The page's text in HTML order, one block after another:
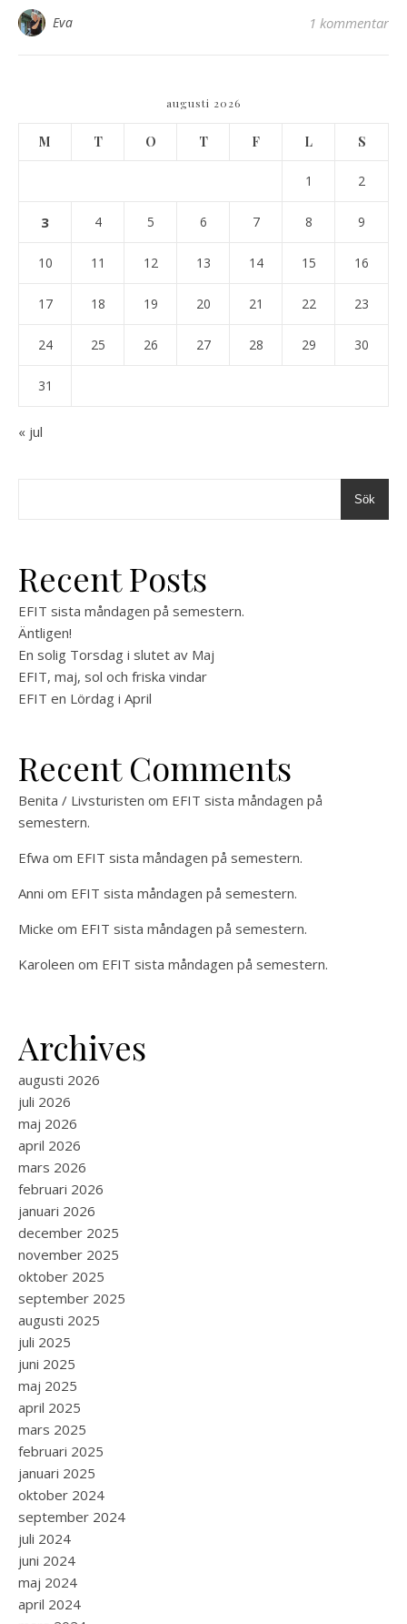
Eva 1 kommentar
augusti 2026
M T O T F L S
1 2
3 4 5 6 7 8 9
10 11 12 13 14 15 16
17 18 19 20 21 22 23
24 25 26 27 28 29 30
31
« jul
Sök
Recent Posts
EFIT sista måndagen på semestern.
Äntligen!
En solig Torsdag i slutet av Maj
EFIT, maj, sol och friska vindar
EFIT en Lördag i April
Recent Comments
Benita / Livsturisten om EFIT sista måndagen på
semestern.
Efwa om EFIT sista måndagen på semestern.
Anni om EFIT sista måndagen på semestern.
Micke om EFIT sista måndagen på semestern.
Karoleen om EFIT sista måndagen på semestern.
Archives
augusti 2026
juli 2026
maj 2026
april 2026
mars 2026
februari 2026
januari 2026
december 2025
november 2025
oktober 2025
september 2025
augusti 2025
juli 2025
juni 2025
maj 2025
april 2025
mars 2025
februari 2025
januari 2025
oktober 2024
september 2024
juli 2024
juni 2024
maj 2024
april 2024